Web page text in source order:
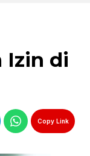
Izin di
Copy Link